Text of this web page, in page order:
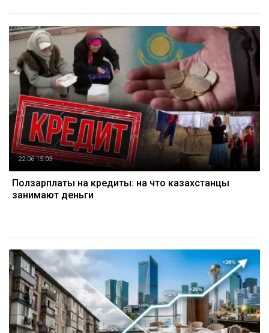
22.06 15:03
Ползарплаты на кредиты: на что казахстанцы
занимают деньги